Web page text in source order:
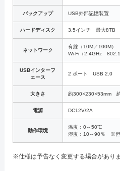
バックアップ USB外部記憶装置
ハードディスク 3.5インチ 最大8TB
ネットワーク
有線（10M／100M）
Wi-Fi（2.4GHz
USBインターフ
ェース
2 ポート USB 2.0
大きさ 約300×230×53mm
電源 DC12V/2A
動作環境
温度：0～50℃
湿度：10～90％ ※但
※仕様は予告なく変更する場合がありま